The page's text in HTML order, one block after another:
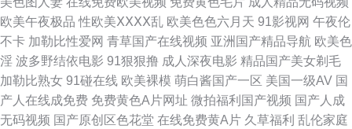
色 91免费视频资源 九九国产精品视频 日本www色色 91豆花成人片 国产91
果冻视频 日韩高清成人AV 91深夜熟妇视频 国产亚洲V^ 欧美色网5 亚洲另类
激动视频 超碰老司机 久草热操碰资源 香蕉视频官网 www97性交网 另类美
欧美午夜极品 性欧美ⅩⅩⅩⅩ乱 欧美色色六月天 91影视网 午夜伦
不卡 加勒比性爱网 青草国产在线视频 亚洲国产精品导航 欧美色
淫 波多野结依电影 91狠狠撸 成人深夜电影 精品国产美女剃毛
加勒比熟女 91碰在线 欧美裸模 萌白酱国产一区 美国一级AV 国
产人在线成免费 免费黄色A片网址 微拍福利国产视频 国产人成
无码视频 国产原创区色花堂 在线免费黄A片 久草福利 乱伦家庭